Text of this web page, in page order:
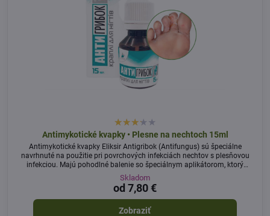
Antimykotické kvapky • Plesne na nechtoch 15ml
Antimykotické kvapky Eliksir Antigribok (Antifungus) sú špeciálne
navrhnuté na použitie pri povrchových infekciách nechtov s plesňovou
infekciou. Majú pohodlné balenie so špeciálnym aplikátorom, ktorý
uľahčuje aplikáciu prípravku na necht.
Skladom
od 7,80 €
Zobraziť